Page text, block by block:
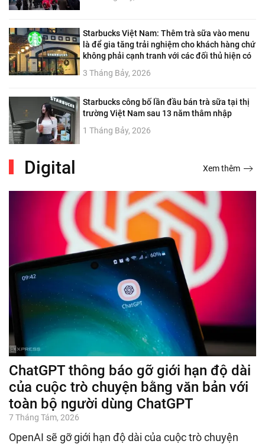
Starbucks Việt Nam: Thêm trà sữa vào menu
là để gia tăng trải nghiệm cho khách hàng chứ
không phải cạnh tranh với các đối thủ hiện có
3 Tháng Bảy, 2026
Starbucks công bố lần đầu bán trà sữa tại thị
trường Việt Nam sau 13 năm thâm nhập
1 Tháng Bảy, 2026
Digital Xem thêm
ChatGPT thông báo gỡ giới hạn độ dài
của cuộc trò chuyện bằng văn bản với
toàn bộ người dùng ChatGPT
7 Tháng Tám, 2026
OpenAI sẽ gỡ giới hạn độ dài của cuộc trò chuyện